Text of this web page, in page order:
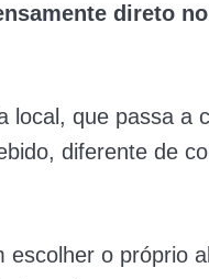
direto
local, que passa a
diferente de
o próprio